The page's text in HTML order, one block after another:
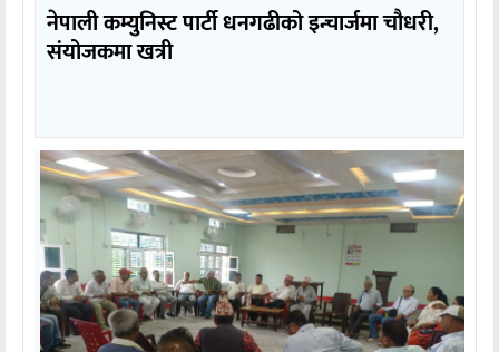
नेपाली कम्युनिस्ट पार्टी धनगढीको इन्चार्जमा चौधरी,
संयोजकमा खत्री